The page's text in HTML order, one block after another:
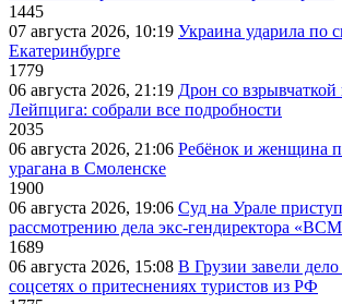
1445
07 августа 2026, 10:19 Украина ударила по
Екатеринбурге
1779
06 августа 2026, 21:19 Дрон со взрывчаткой
Лейпцига: собрали все подробности
2035
06 августа 2026, 21:06 Ребёнок и женщина
урагана в Смоленске
1900
06 августа 2026, 19:06 Суд на Урале
рассмотрению дела экс-гендиректора
1689
06 августа 2026, 15:08 В Грузии завели
соцсетях о притеснениях туристов из РФ